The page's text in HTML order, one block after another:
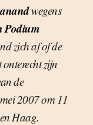
wegens
Podium
zich af of de
zijn
de
2007 om 11
Haag.